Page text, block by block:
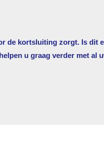
de kortsluiting zorgt. Is dit
u graag verder met al